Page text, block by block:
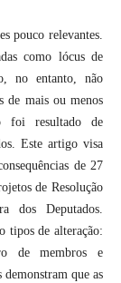
pouco relevantes.
como lócus de
no entanto, não
de mais ou menos
foi resultado de
Este artigo visa
de 27
de Resolução
dos Deputados.
tipos de alteração:
de membros e
que as